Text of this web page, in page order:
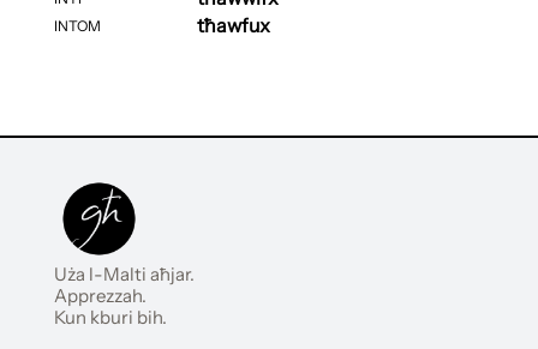
INTOM
tħawfux
Uża l-Malti aħjar.
Apprezzah.
Kun kburi bih.